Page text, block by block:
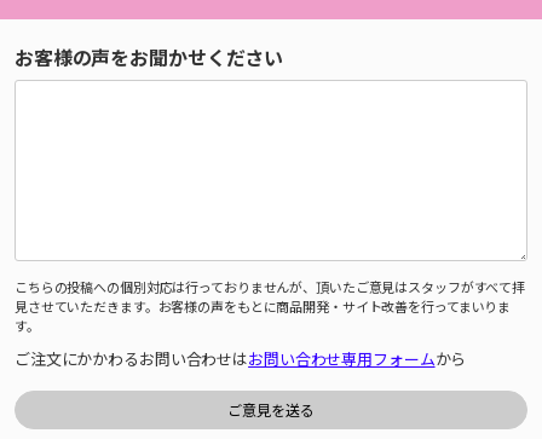
お客様の声をお聞かせください
こちらの投稿への個別対応は行っておりませんが、頂いたご意見はスタッフがすべて拝
見させていただきます。お客様の声をもとに商品開発・サイト改善を行ってまいりま
す。
ご注文にかかわるお問い合わせはお問い合わせ専用フォームから